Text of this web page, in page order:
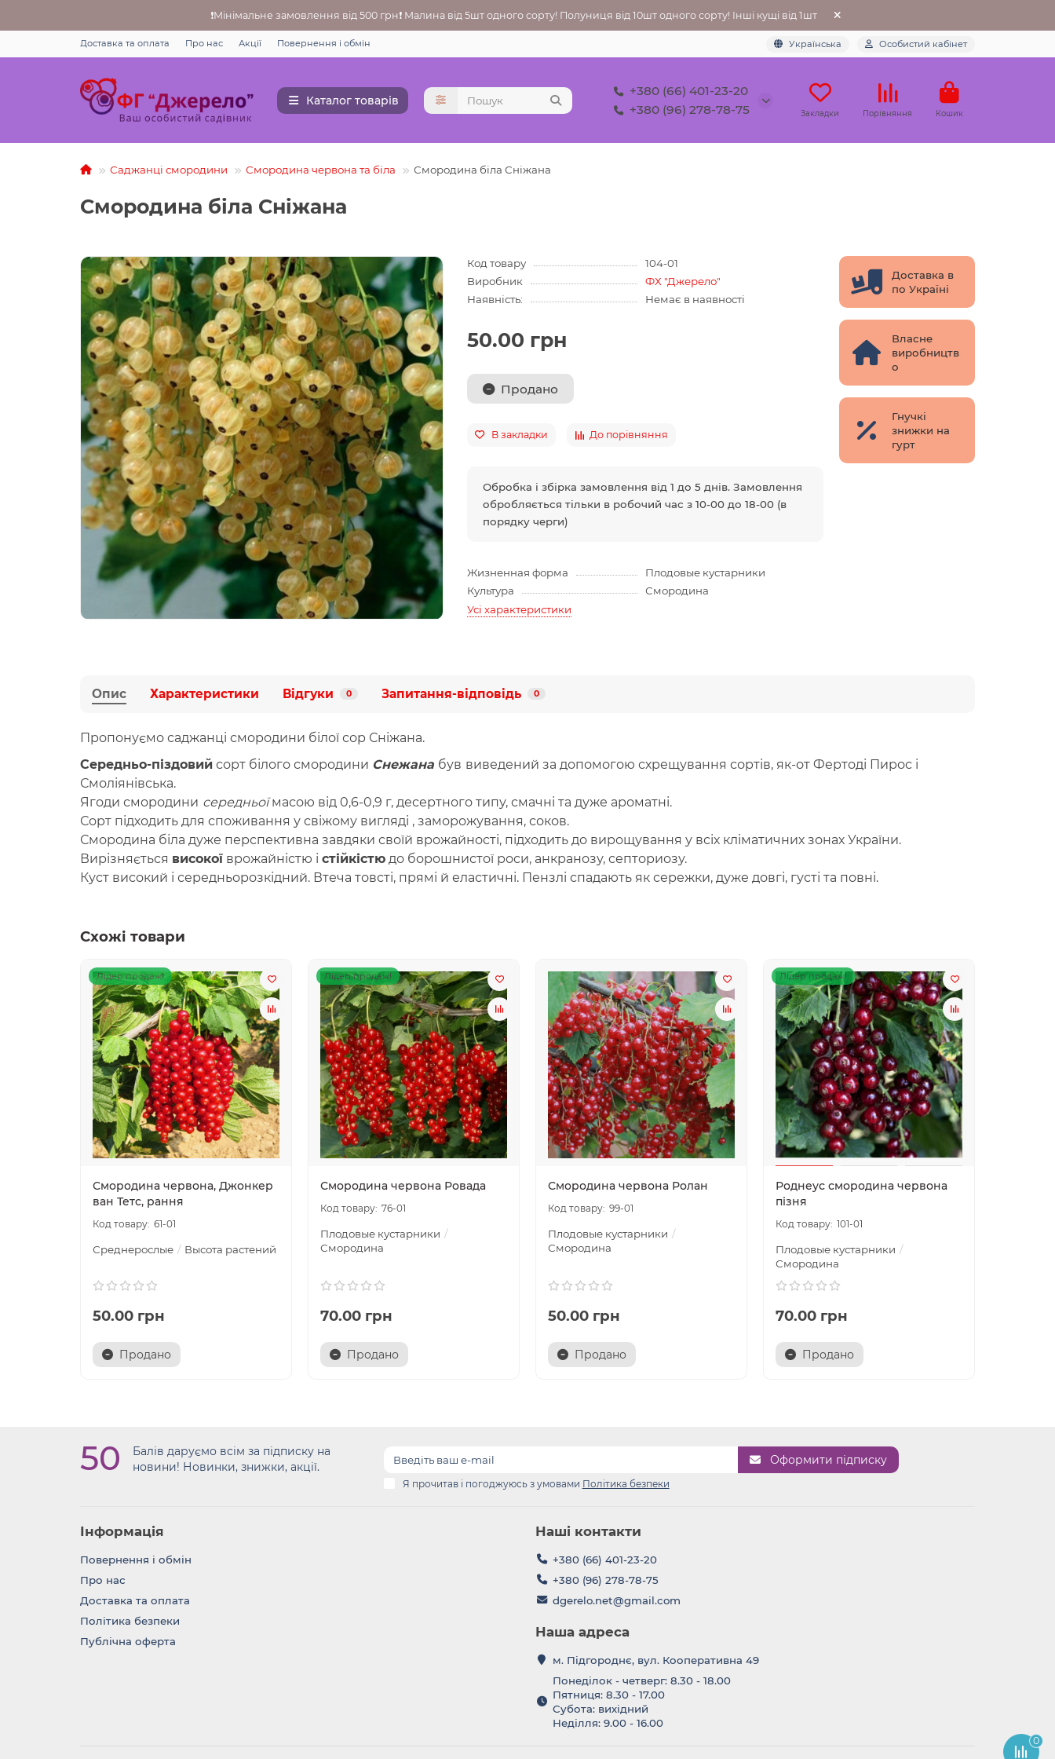
❗Мінімальне замовлення від 500 грн❗ Малина від 5шт одного сорту! Полуниця від 10шт одного сорту! Інші кущі від 1шт
Доставка та оплата Про нас Акції Повернення i обмін Українська Особистий кабінет
Каталог товарів
+380 (66) 401-23-20
+380 (96) 278-78-75
Закладки Порівняння Кошик
Саджанці смородини Смородина червона та біла Смородина біла Сніжана
Смородина біла Сніжана
Код товару
104-01
Виробник
ФХ "Джерело"
Наявність:
Немає в наявності
50.00 грн
Продано
В закладки До порівняння
Обробка і збірка замовлення від 1 до 5 днів. Замовлення
обробляється тільки в робочий час з 10-00 до 18-00 (в
порядку черги)
Жизненная форма
Плодовые кустарники
Культура
Смородина
Усі характеристики
Доставка в
по Україні
Власне
виробництв
о
Гнучкі
знижки на
гурт
Опис Характеристики Відгуки 0 Запитання-відповідь 0
Пропонуємо саджанці смородини білої сор Сніжана.
Середньо-піздовий сорт білого смородини Снежана був виведений за допомогою схрещування сортів, як-от Фертоді Пирос і
Смоліянівська.
Ягоди смородини середньоїмасою від 0,6-0,9 г, десертного типу, смачні та дуже ароматні.
Сорт підходить для споживання у свіжому вигляді , заморожування, соков.
Смородина біла дуже перспективна завдяки своїй врожайності, підходить до вирощування у всіх кліматичних зонах України.
Вирізняється високої врожайністю і стійкістю до борошнистої роси, анкранозу, септориозу.
Куст високий і середньорозкідний. Втеча товсті, прямі й еластичні. Пензлі спадають як сережки, дуже довгі, густі та повні.
Схожі товари
Лідер продаж!
Смородина червона, Джонкер
ван Тетс, рання
61-01
Среднерослые Высота растений
50.00 грн
Продано
Лідер продаж!
Смородина червона Ровада
76-01
Плодовые кустарники
Смородина
70.00 грн
Продано
Смородина червона Ролан
99-01
Плодовые кустарники
Смородина
50.00 грн
Продано
Лідер продаж!
Роднеус смородина червона
пізня
101-01
Плодовые кустарники
Смородина
70.00 грн
Продано
50
Балів даруємо всім за підписку на
новини! Новинки, знижки, акції.
Оформити підписку
Я прочитав і погоджуюсь з умовами Політика безпеки
Інформація
Повернення i обмін
Про нас
Доставка та оплата
Політика безпеки
Публічна оферта
Наші контакти
+380 (66) 401-23-20
+380 (96) 278-78-75
dgerelo.net@gmail.com
Наша адреса
м. Підгороднє, вул. Кооперативна 49
Понеділок - четверг: 8.30 - 18.00
Пятниця: 8.30 - 17.00
Субота: вихідний
Неділля: 9.00 - 16.00
0